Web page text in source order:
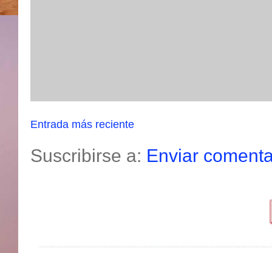
Entrada más reciente
Suscribirse a: Enviar